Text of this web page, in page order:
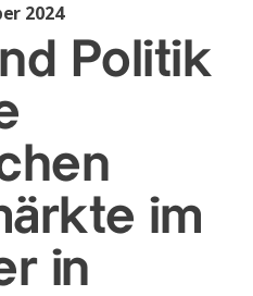
2024
Politik
im
in